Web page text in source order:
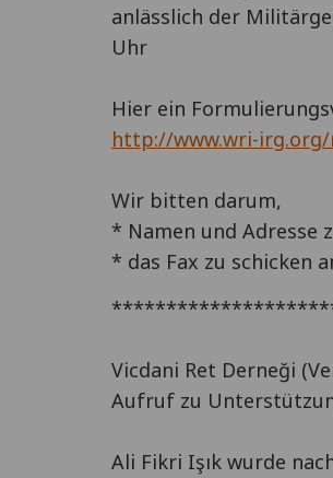
anlässlich der
Uhr
Hier ein
http://www.wri-irg.org/
Wir bitten darum,
* Namen und Adresse
* das Fax zu schicken
Vicdani Ret Derneği
Aufruf zu
Ali Fikri Işık wurde